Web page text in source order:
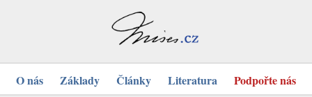
O nás Základy Články Literatura Podpořte nás